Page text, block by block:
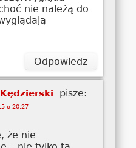
nie należą do
Odpowiedz
pisze:
o 20:27
że nie